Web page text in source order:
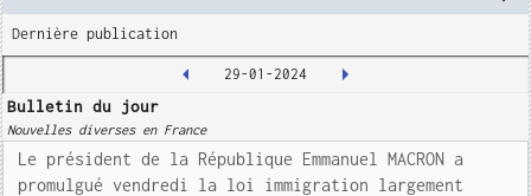
Dernière publication
29-01-2024
Bulletin du jour
Nouvelles diverses en France
Le président de la République Emmanuel MACRON a
promulgué vendredi la loi immigration largement